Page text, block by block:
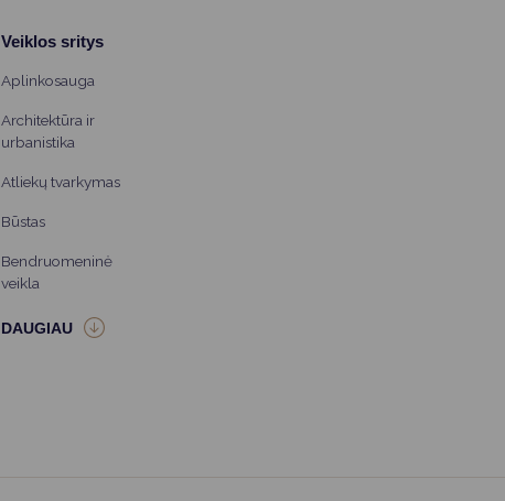
Veiklos sritys
Aplinkosauga
Architektūra ir
urbanistika
Atliekų tvarkymas
Būstas
Bendruomeninė
veikla